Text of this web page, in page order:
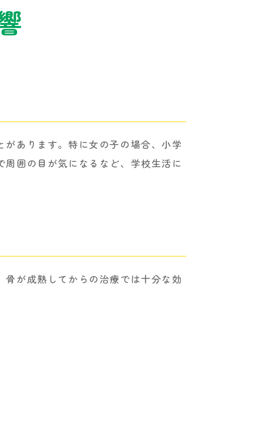
あります。特に女の子の場合、小学
囲の目が気になるなど、学校生活に
が成熟してからの治療では十分な効